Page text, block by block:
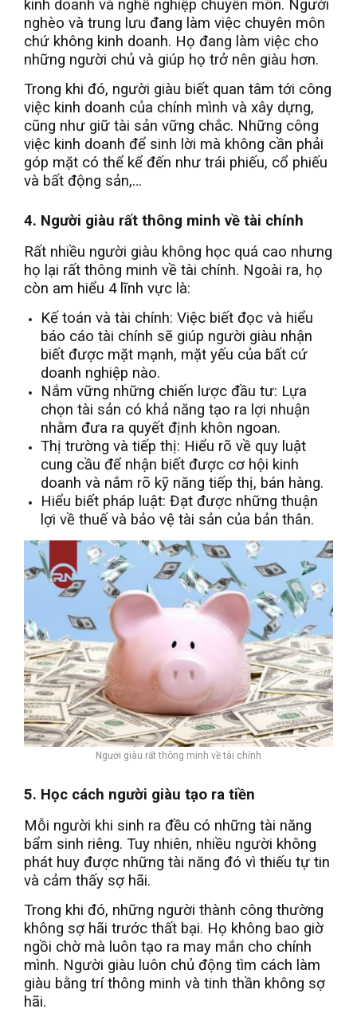
kinh doanh và nghề nghiệp chuyên môn. Người
nghèo và trung lưu đang làm việc chuyên môn
chứ không kinh doanh. Họ đang làm việc cho
những người chủ và giúp họ trở nên giàu hơn.
Trong khi đó, người giàu biết quan tâm tới công
việc kinh doanh của chính mình và xây dựng,
cũng như giữ tài sản vững chắc. Những công
việc kinh doanh để sinh lời mà không cần phải
góp mặt có thể kể đến như trái phiếu, cổ phiếu
và bất động sản,…
4. Người giàu rất thông minh về tài chính
Rất nhiều người giàu không học quá cao nhưng
họ lại rất thông minh về tài chính. Ngoài ra, họ
còn am hiểu 4 lĩnh vực là:
Kế toán và tài chính: Việc biết đọc và hiểu
báo cáo tài chính sẽ giúp người giàu nhận
biết được mặt mạnh, mặt yếu của bất cứ
doanh nghiệp nào.
Nắm vững những chiến lược đầu tư: Lựa
chọn tài sản có khả năng tạo ra lợi nhuận
nhằm đưa ra quyết định khôn ngoan.
Thị trường và tiếp thị: Hiểu rõ về quy luật
cung cầu để nhận biết được cơ hội kinh
doanh và nắm rõ kỹ năng tiếp thị, bán hàng.
Hiểu biết pháp luật: Đạt được những thuận
lợi về thuế và bảo vệ tài sản của bản thân.
Người giàu rất thông minh về tài chính
5. Học cách người giàu tạo ra tiền
Mỗi người khi sinh ra đều có những tài năng
bẩm sinh riêng. Tuy nhiên, nhiều người không
phát huy được những tài năng đó vì thiếu tự tin
và cảm thấy sợ hãi.
Trong khi đó, những người thành công thường
không sợ hãi trước thất bại. Họ không bao giờ
ngồi chờ mà luôn tạo ra may mắn cho chính
mình. Người giàu luôn chủ động tìm cách làm
giàu bằng trí thông minh và tinh thần không sợ
hãi.